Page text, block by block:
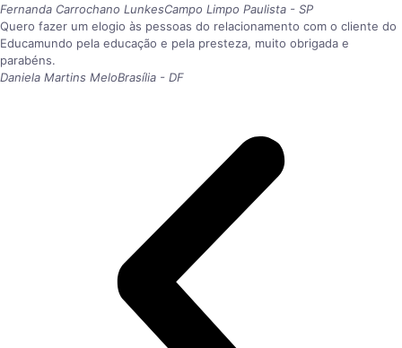
Fernanda Carrochano LunkesCampo Limpo Paulista - SP
Quero fazer um elogio às pessoas do relacionamento com o cliente do
Educamundo pela educação e pela presteza, muito obrigada e
parabéns.
Daniela Martins MeloBrasília - DF